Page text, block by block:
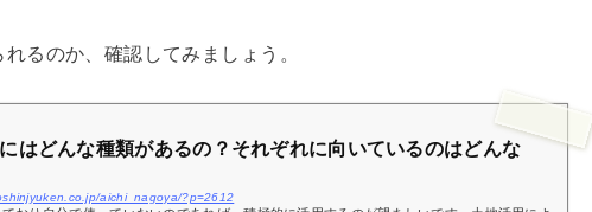
るのか、確認してみましょう。
はどんな種類があるの？それぞれに向いているのはどんな
aichi_nagoya/?p=2612